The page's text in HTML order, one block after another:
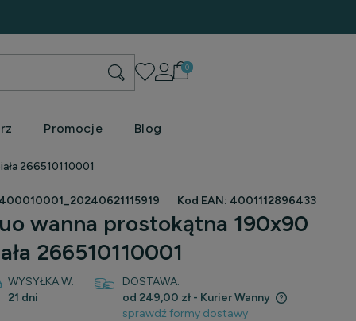
Promocje Blog
266510110001
Kod EAN: 4001112896433
wanna prostokątna 190x90
266510110001
WYSYŁKA W:
21 dni
DOSTAWA:
od 249,00 zł - Kurier Wanny
sprawdź formy dostawy